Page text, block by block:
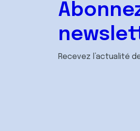
Recevez l’actualité